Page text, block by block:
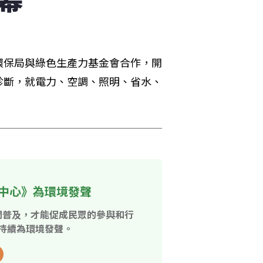
局與綠色生產力基金會合作，開
，就電力、空調、照明、省水、
心》為環境發聲
及，才能促成民眾的參與和行
續為環境發聲。